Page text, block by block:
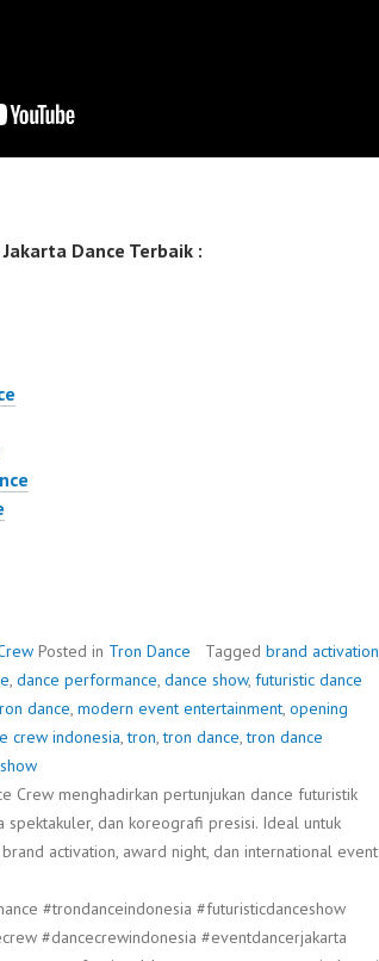
Dance Terbaik :
Posted in Tron Dance Tagged brand activation
dance performance dance show, futuristic dance
dance modern event entertainment opening
crew indonesia ,tron ,tron dance ,tron dance
Crew menghadirkan pertunjukan dance futuristik
spektakuler, dan koreografi presisi. Ideal untuk
activation, award night, dan international event
#trondanceindonesia #futuristicdanceshow
#dancecrewindonesia #eventdancerjakarta